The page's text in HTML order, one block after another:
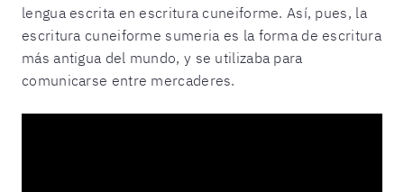
lengua escrita en escritura cuneiforme. Así, pues, la
escritura cuneiforme sumeria es la forma de escritura
más antigua del mundo, y se utilizaba para
comunicarse entre mercaderes.